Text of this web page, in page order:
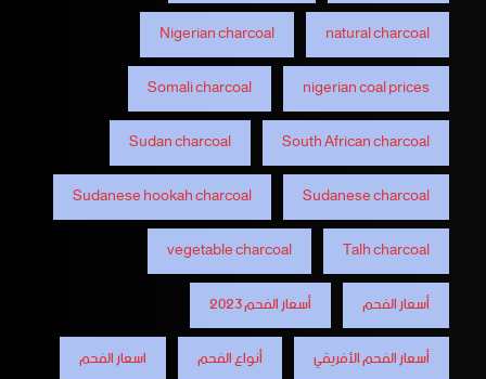
natural charcoal
Nigerian charcoal
nigerian coal prices
Somali charcoal
South African charcoal
Sudan charcoal
Sudanese charcoal
Sudanese hookah charcoal
Talh charcoal
vegetable charcoal
أسعار الفحم
أسعار الفحم 2023
أسعار الفحم الأفريقي
أنواع الفحم
اسعار الفحم